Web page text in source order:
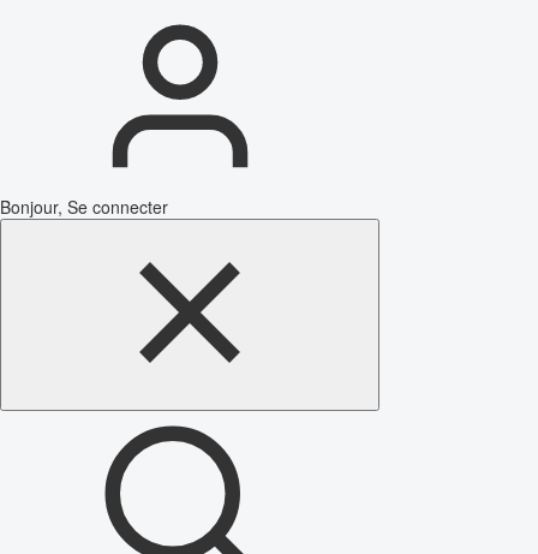
Bonjour, Se connecter